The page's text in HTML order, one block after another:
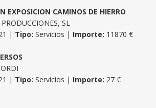
EXPOSICION CAMINOS DE HIERRO
SL
| Tipo: Servicios | Importe: 11870 €
| Tipo: Servicios | Importe: 27 €